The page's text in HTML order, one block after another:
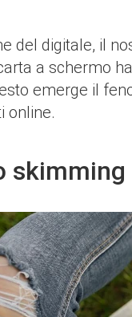
del digitale, il
a schermo
emerge il
online.